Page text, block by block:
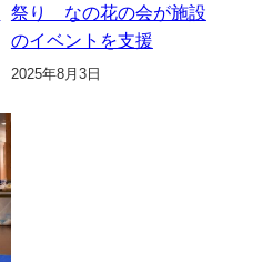
祭り なの花の会が施設
のイベントを支援
2025年8月3日